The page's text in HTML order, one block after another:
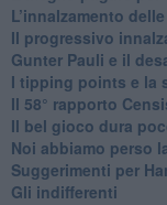
​L’innalzamento
​Il progressivo
​Gunter Pauli e il
I tipping points e la
​Il 58° rapporto
​Il bel gioco dura
Noi abbiamo perso
Suggerimenti per
​Gli indifferenti